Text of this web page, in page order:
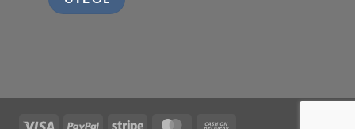
Visa PayPal Stripe MasterCard